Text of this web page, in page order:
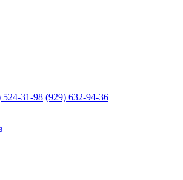
524-31-98 (929) 632-94-36